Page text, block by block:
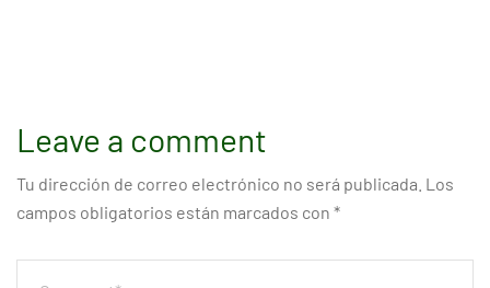
Leave a comment
Tu dirección de correo electrónico no será publicada. Los
campos obligatorios están marcados con *